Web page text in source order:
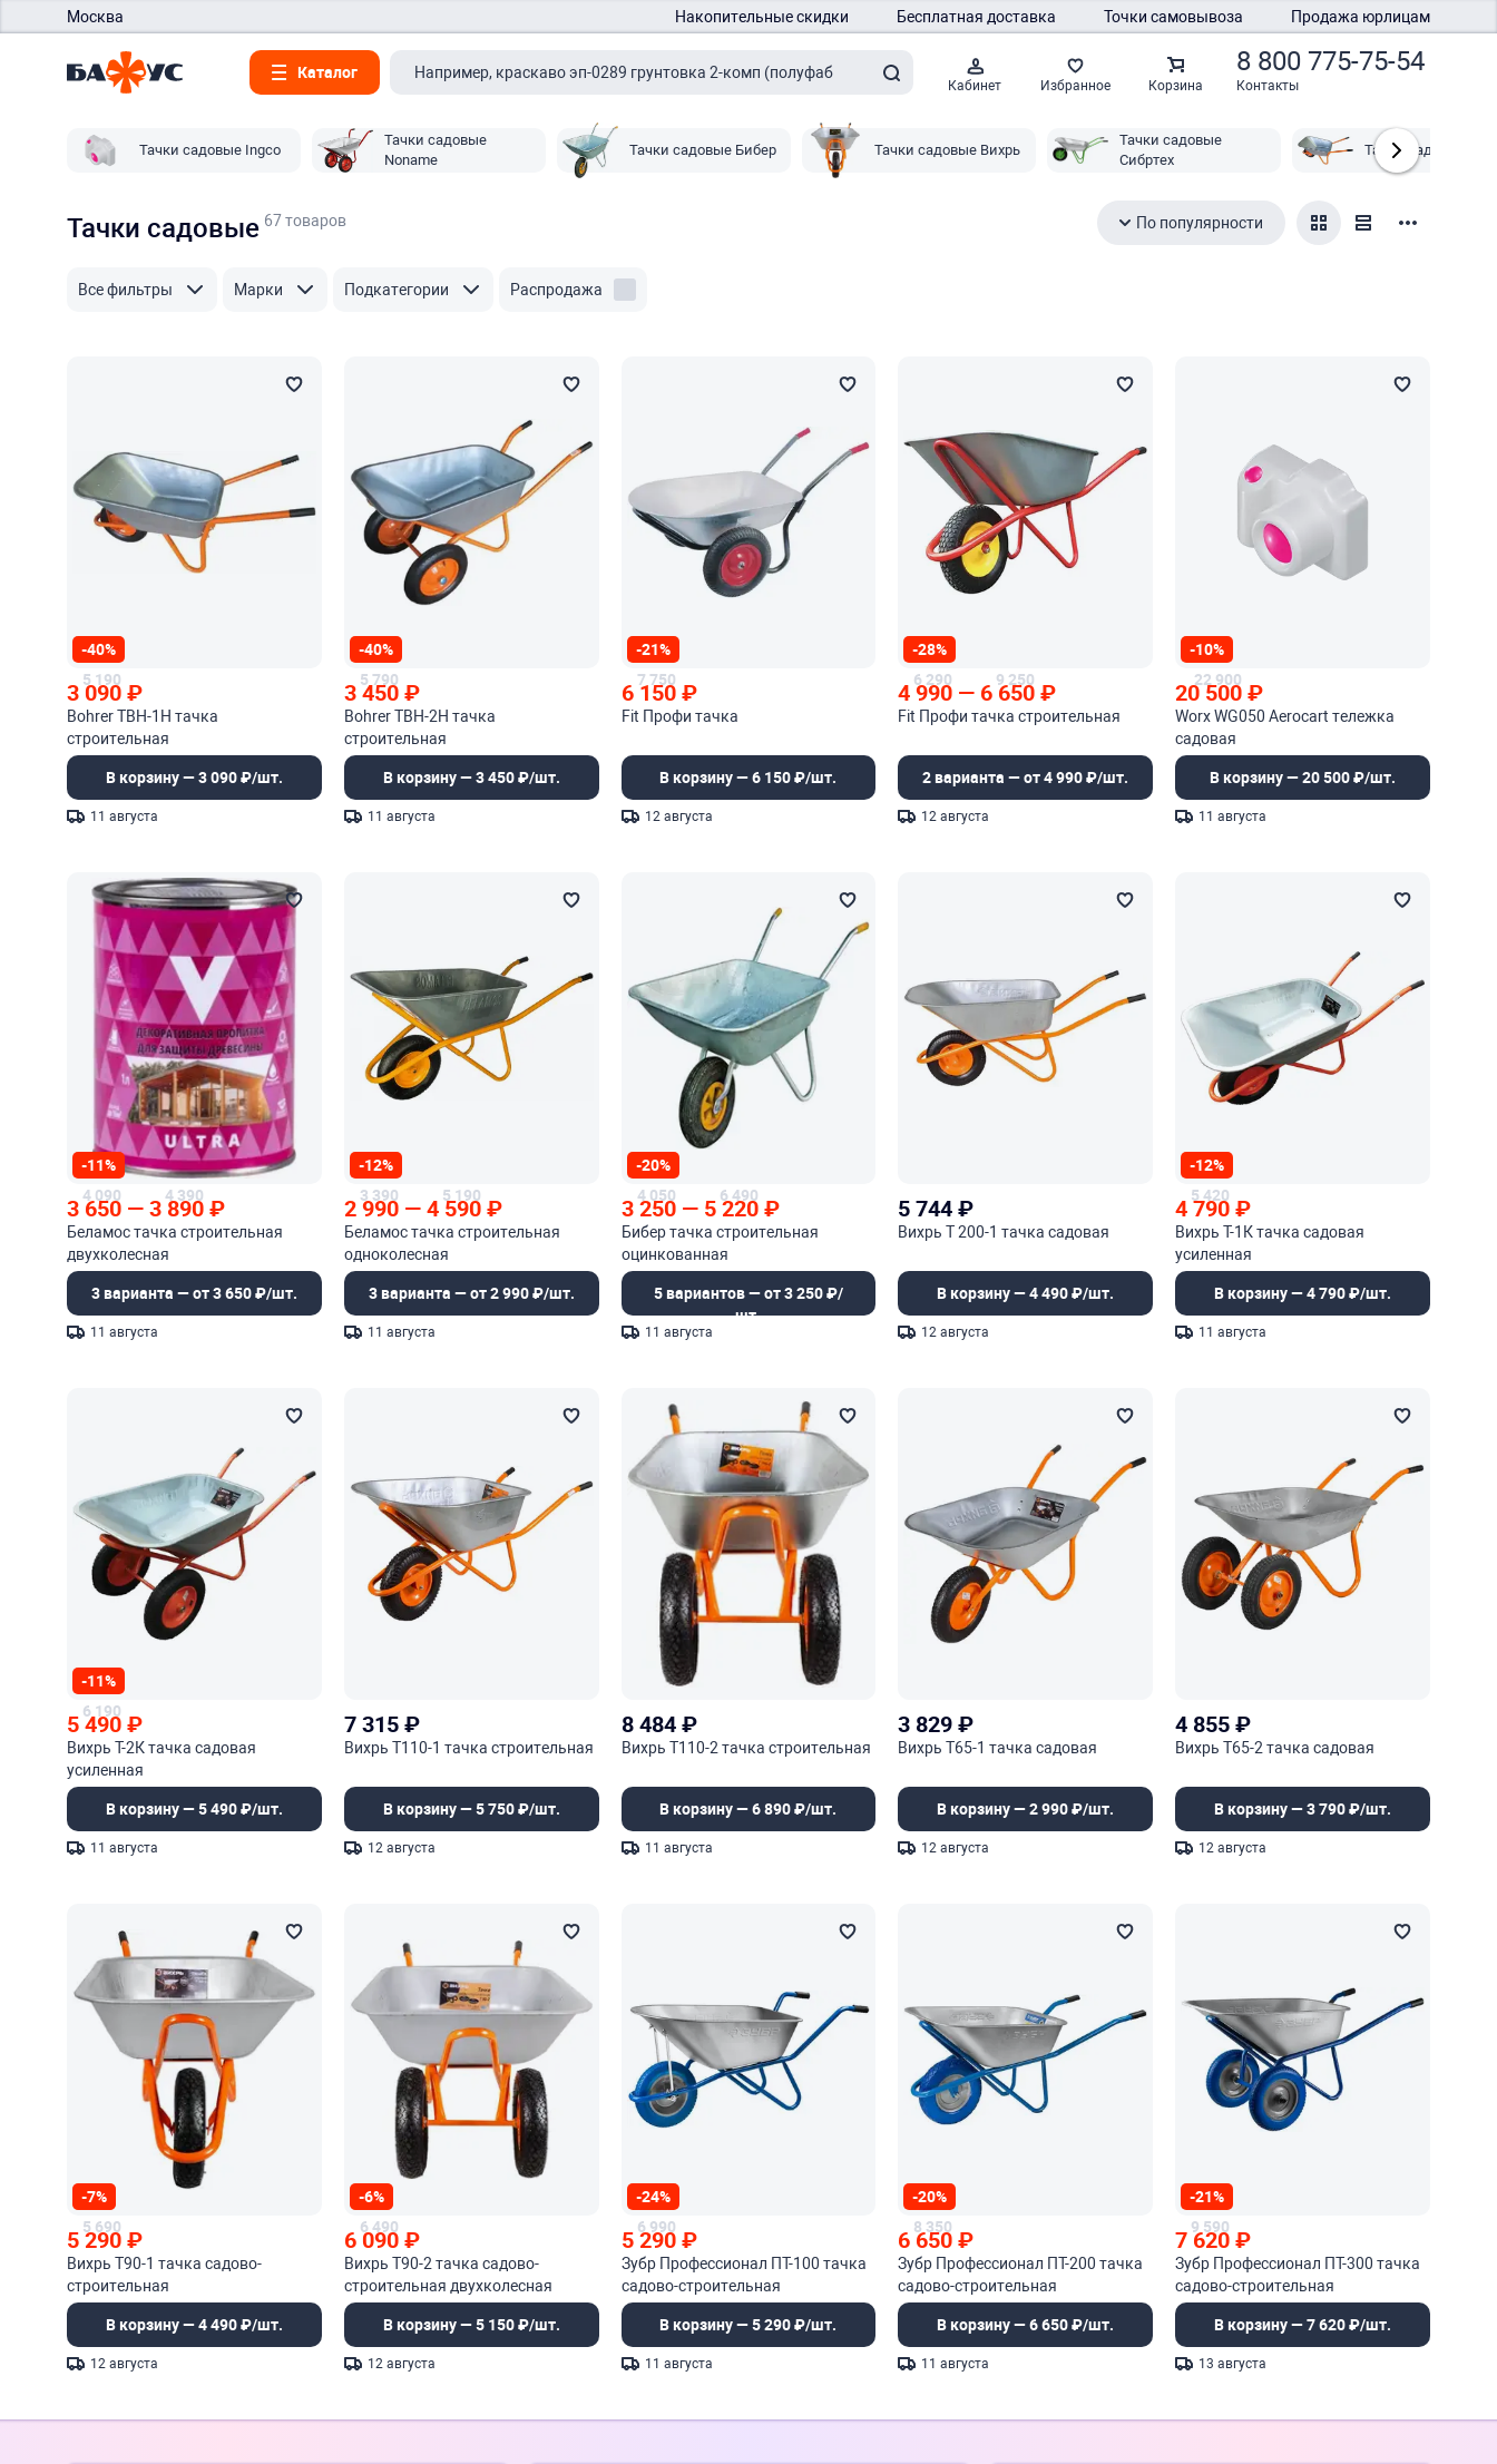
Москва Накопительные скидки Бесплатная доставка Точки самовывоза Продажа юрлицам
Каталог
Кабинет Избранное Корзина
8 800 775-75-54
Контакты
Тачки садовые Ingco
Тачки садовые
Noname
Тачки садовые Бибер Тачки садовые Вихрь
Тачки садовые
Сибртех
Тачки садовые
Тачки садовые67 товаров По популярности
Все фильтры Марки Подкатегории Распродажа
-40%
5 190
3 090₽
Bohrer ТВН-1Н тачка
строительная
В корзину — 3 090 ₽/шт.
11 августа
-40%
5 790
3 450₽
Bohrer ТВН-2Н тачка
строительная
В корзину — 3 450 ₽/шт.
11 августа
-21%
7 750
6 150 ₽
Fit Профи тачка
В корзину — 6 150 ₽/шт.
12 августа
-28%
6 290
4 990 — 9 250
6 650₽
Fit Профи тачка строительная
2 варианта — от 4 990 ₽/шт.
12 августа
-10%
22 900
20 500₽
Worx WG050 Aerocart тележка
садовая
В корзину — 20 500 ₽/шт.
11 августа
-11%
4 090
3 650 — 4 390
3 890₽
Беламос тачка строительная
двухколесная
3 варианта — от 3 650 ₽/шт.
11 августа
-12%
3 390
2 990 — 5 190
4 590₽
Беламос тачка строительная
одноколесная
3 варианта — от 2 990 ₽/шт.
11 августа
-20%
4 050
3 250 — 6 490
5 220 ₽
Бибер тачка строительная
оцинкованная
5 вариантов — от 3 250 ₽/
шт.
11 августа
5 744₽
Вихрь Т 200-1 тачка садовая
В корзину — 4 490 ₽/шт.
12 августа
-12%
5 420
4 790₽
Вихрь Т-1К тачка садовая
усиленная
В корзину — 4 790 ₽/шт.
11 августа
-11%
6 190
5 490₽
Вихрь Т-2К тачка садовая
усиленная
В корзину — 5 490 ₽/шт.
11 августа
7 315₽
Вихрь Т110-1 тачка строительная
В корзину — 5 750 ₽/шт.
12 августа
8 484 ₽
Вихрь Т110-2 тачка строительная
В корзину — 6 890 ₽/шт.
11 августа
3 829₽
Вихрь Т65-1 тачка садовая
В корзину — 2 990 ₽/шт.
12 августа
4 855₽
Вихрь Т65-2 тачка садовая
В корзину — 3 790 ₽/шт.
12 августа
-7%
5 690
5 290₽
Вихрь Т90-1 тачка садово-
строительная
В корзину — 4 490 ₽/шт.
12 августа
-6%
6 490
6 090₽
Вихрь Т90-2 тачка садово-
строительная двухколесная
В корзину — 5 150 ₽/шт.
12 августа
-24%
6 990
5 290 ₽
Зубр Профессионал ПТ-100 тачка
садово-строительная
В корзину — 5 290 ₽/шт.
11 августа
-20%
8 350
6 650₽
Зубр Профессионал ПТ-200 тачка
садово-строительная
В корзину — 6 650 ₽/шт.
11 августа
-21%
9 590
7 620₽
Зубр Профессионал ПТ-300 тачка
садово-строительная
В корзину — 7 620 ₽/шт.
13 августа